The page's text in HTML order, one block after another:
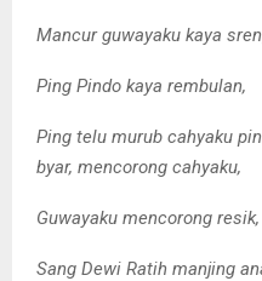
Mancur guwayaku kaya
Ping Pindo kaya rembulan,
Ping telu murub cahyaku
byar, mencorong cahyaku,
Guwayaku mencorong resik,
Sang Dewi Ratih manjing